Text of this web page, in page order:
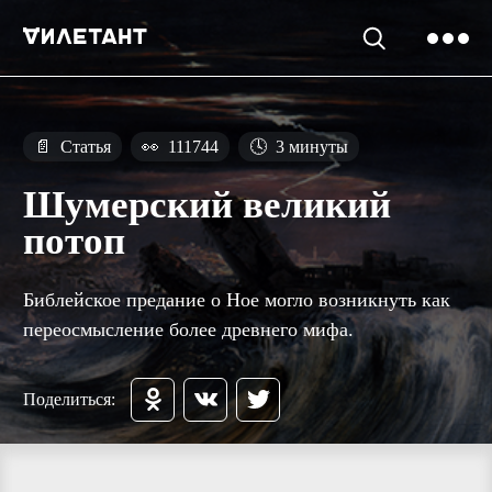
📄 Статья 👀 111744 🕓 3 минуты
Шумерский великий
потоп
Библейское предание о Ное могло возникнуть как
переосмысление более древнего мифа.
Поделиться: